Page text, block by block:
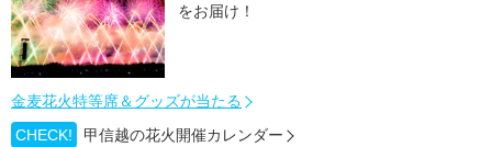
をお届け！
金麦花火特等席＆グッズが当たる
CHECK!
甲信越の花火開催カレンダー